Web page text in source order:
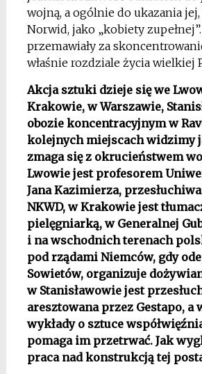
wojną, a ogólnie do ukazania
Norwid, jako „kobiety
przemawiały za
właśnie rozdziale życia wielkiej
Akcja sztuki dzieje się we
Krakowie, w Warszawie,
obozie koncentracyjnym w
kolejnych miejscach widzimy
zmaga się z okrucieństwem
Lwowie jest profesorem
Jana Kazimierza,
NKWD, w Krakowie jest
pielęgniarką, w Generalnej
i na wschodnich terenach
pod rządami Niemców, gdy
Sowietów, organizuje
w Stanisławowie jest
aresztowana przez Gestapo, a
wykłady o sztuce
pomaga im przetrwać. Jak
praca nad konstrukcją tej